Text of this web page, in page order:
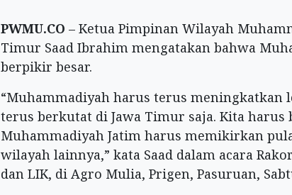
PWMU.CO – Ketua Pimpinan Wilayah
Timur Saad Ibrahim mengatakan bahwa
berpikir besar.
“Muhammadiyah harus terus meningkatkan
terus berkutat di Jawa Timur saja. Kita
Muhammadiyah Jatim harus memikirkan
wilayah lainnya,” kata Saad dalam acara
dan LIK, di Agro Mulia, Prigen, Pasuruan,